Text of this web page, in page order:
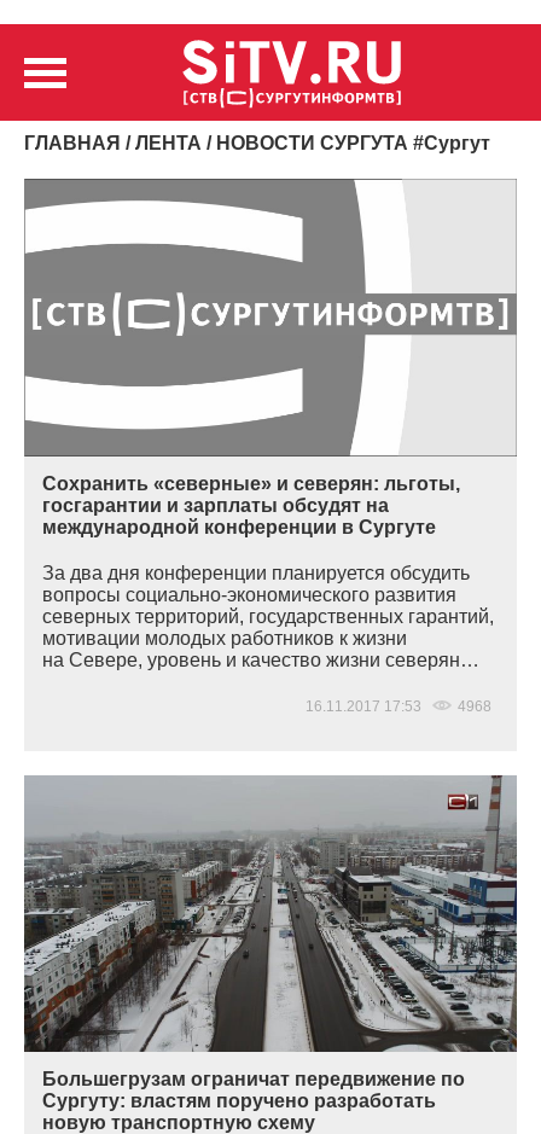
ГЛАВНАЯ /ЛЕНТА / НОВОСТИ СУРГУТА #Сургут
Сохранить «северные» и северян: льготы,
госгарантии и зарплаты обсудят на
международной конференции в Сургуте
За два дня конференции планируется обсудить
вопросы социально-экономического развития
северных территорий, государственных гарантий,
мотивации молодых работников к жизни
на Севере, уровень и качество жизни северян…
16.11.2017 17:53 4968
Большегрузам ограничат передвижение по
Сургуту: властям поручено разработать
новую транспортную схему